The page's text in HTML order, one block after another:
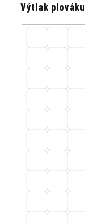
Výtlak plováku